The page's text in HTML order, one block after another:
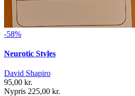
-58%
Neurotic Styles
David Shapiro
95,00 kr.
Nypris 225,00 kr.